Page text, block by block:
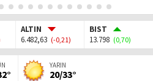
ALTIN
6.482,63 (-0,21)
BIST
13.798 (0,70)
YARIN
20/33°